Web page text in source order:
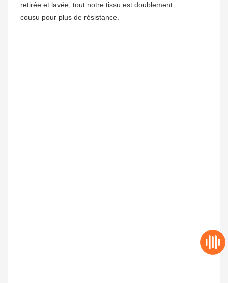
retirée et lavée, tout notre tissu est doublement
cousu pour plus de résistance.